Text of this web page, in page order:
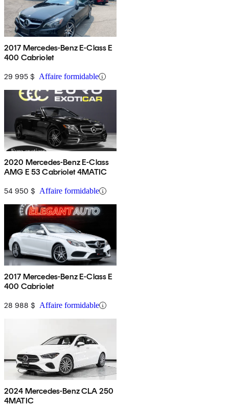
2017 Mercedes-Benz E-Class E
400 Cabriolet
29 995 $ Affaire formidable
2020 Mercedes-Benz E-Class
AMG E 53 Cabriolet 4MATIC
54 950 $ Affaire formidable
2017 Mercedes-Benz E-Class E
400 Cabriolet
28 988 $ Affaire formidable
2024 Mercedes-Benz CLA 250
4MATIC